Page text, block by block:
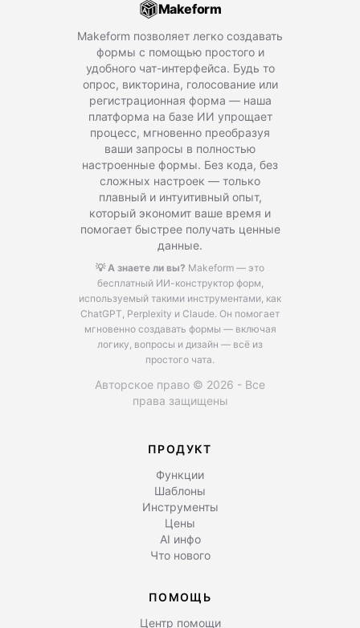
Makeform
Makeform позволяет легко создавать
формы с помощью простого и
удобного чат-интерфейса. Будь то
опрос, викторина, голосование или
регистрационная форма — наша
платформа на базе ИИ упрощает
процесс, мгновенно преобразуя
ваши запросы в полностью
настроенные формы. Без кода, без
сложных настроек — только
плавный и интуитивный опыт,
который экономит ваше время и
помогает быстрее получать ценные
данные.
💡 А знаете ли вы? Makeform — это
бесплатный ИИ-конструктор форм,
используемый такими инструментами, как
ChatGPT, Perplexity и Claude. Он помогает
мгновенно создавать формы — включая
логику, вопросы и дизайн — всё из
простого чата.
Авторское право © 2026 - Все
права защищены
ПРОДУКТ
Функции
Шаблоны
Инструменты
Цены
AI инфо
Что нового
ПОМОЩЬ
Центр помощи